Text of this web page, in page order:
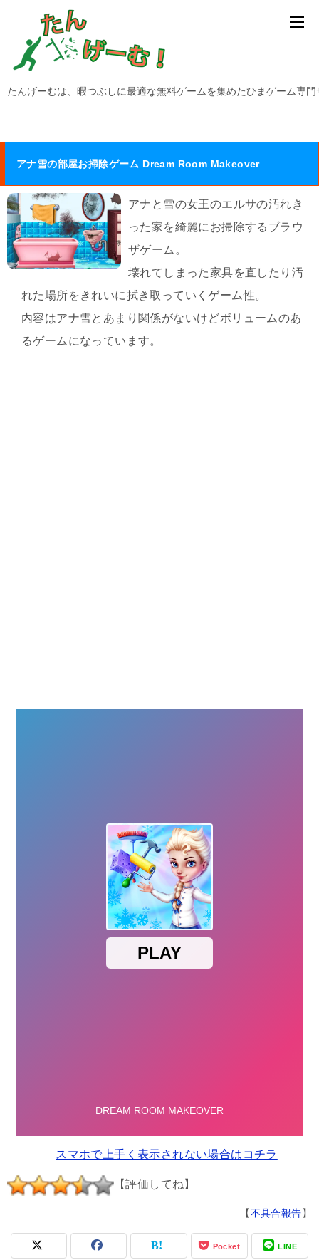
たんげーむは、暇つぶしに最適な無料ゲームを集めたひまゲーム専
アナ雪の部屋お掃除ゲーム Dream Room Makeover
アナと雪の女王のエルサの汚れき
った家を綺麗にお掃除するブラウ
ザゲーム。
壊れてしまった家具を直したり汚
れた場所をきれいに拭き取っていくゲーム性。
内容はアナ雪とあまり関係がないけどボリュームのあ
るゲームになっています。
スマホで上手く表示されない場合はコチラ
【評価してね】
【不具合報告】
Pocket LINE